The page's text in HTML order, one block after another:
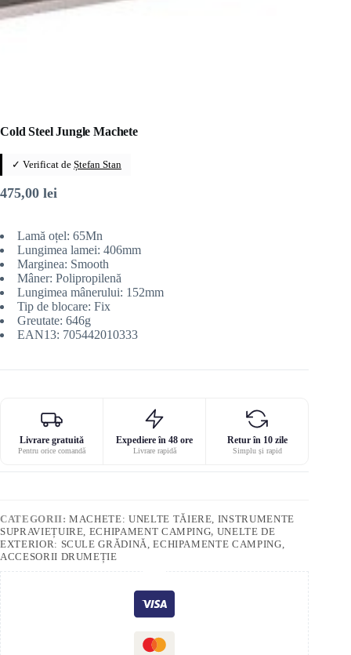
Cold Steel Jungle Machete
✓ Verificat de Ștefan Stan
475,00 lei
Lamă oțel: 65Mn
Lungimea lamei: 406mm
Marginea: Smooth
Mâner: Polipropilenă
Lungimea mânerului: 152mm
Tip de blocare: Fix
Greutate: 646g
EAN13: 705442010333
Livrare gratuită
Pentru orice comandă
Expediere în 48 ore
Livrare rapidă
Retur în 10 zile
Simplu și rapid
CATEGORII:MACHETE: UNELTE TĂIERE, INSTRUMENTE
SUPRAVIEȚUIRE, ECHIPAMENT CAMPING, UNELTE DE
EXTERIOR: SCULE GRĂDINĂ, ECHIPAMENTE CAMPING,
ACCESORII DRUMEȚIE